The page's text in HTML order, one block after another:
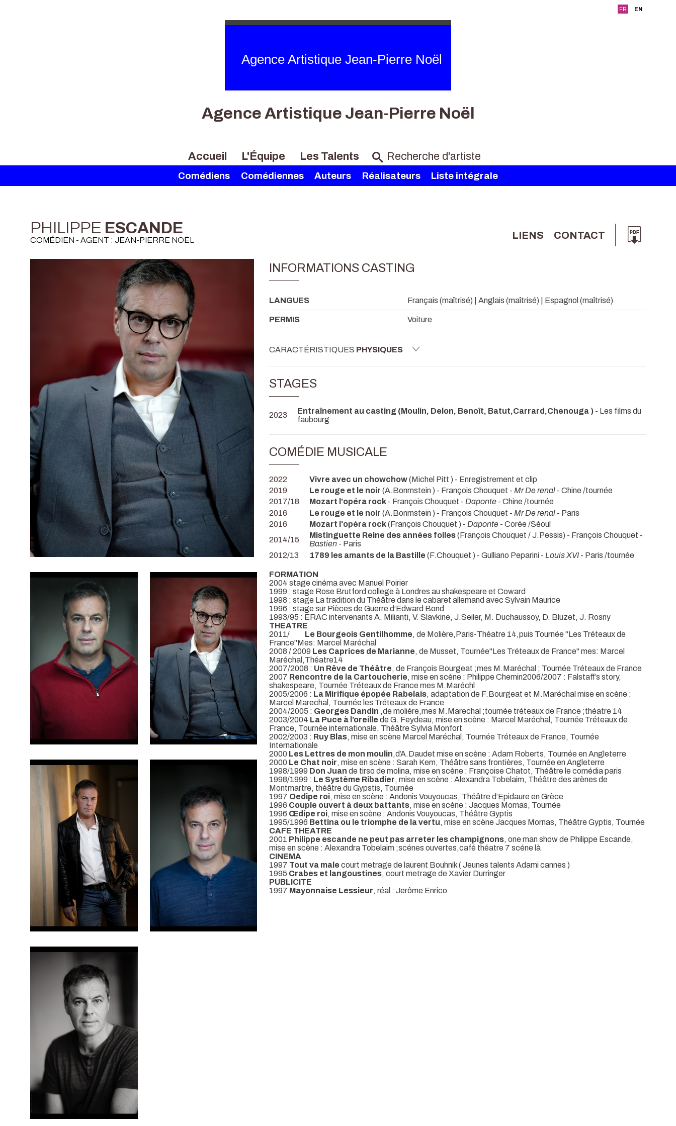
FR EN
Agence Artistique Jean-Pierre Noël
Agence Artistique Jean-Pierre Noël
Accueil L'Équipe Les Talents
Comédiens Comédiennes Auteurs Réalisateurs Liste intégrale
PHILIPPE ESCANDE
COMÉDIEN - AGENT : JEAN-PIERRE NOËL LIENS CONTACT
INFORMATIONS CASTING
LANGUES Français (maîtrisé) | Anglais (maîtrisé) | Espagnol (maîtrisé)
PERMIS Voiture
CARACTÉRISTIQUES PHYSIQUES
STAGES
2023 Entraînement au casting (Moulin, Delon, Benoît, Batut,Carrard,Chenouga ) - Les films du
faubourg
COMÉDIE MUSICALE
2022 Vivre avec un chowchow(Michel Pitt ) - Enregistrement et clip
2019
Le rouge et le noir (A.Bonrnstein ) - François Chouquet - Mr De renal - Chine /tournée
2017/18
Mozart l'opéra rock - François Chouquet - Daponte - Chine /tournée
2016
Le rouge et le noir (A.Bonrnstein ) - François Chouquet - Mr De renal - Paris
2016
Mozart l'opéra rock(François Chouquet ) - Daponte - Corée /Séoul
2014/15
Mistinguette Reine des années folles(François Chouquet / J.Pessis) - François Chouquet -
Bastien - Paris
2012/13
1789 les amants de la Bastille (F.Chouquet ) - Gulliano Peparini - Louis XVI - Paris /tournée
FORMATION
2004 stage cinéma avec Manuel Poirier
1999 : stage Rose Brutford college à Londres au shakespeare et Coward
1998 : stage La tradition du Théâtre dans le cabaret allemand avec Sylvain Maurice
1996 : stage sur Pièces de Guerre d’Edward Bond
1993/95 : ERAC intervenants A. Milianti, V. Slavkine, J.Seiler, M. Duchaussoy, D. Bluzet, J. Rosny
THEATRE
2011/ Le Bourgeois Gentilhomme, de Molière,Paris-Théatre 14,puis Tournée "Les Tréteaux de
France"Mes: Marcel Maréchal
2008 / 2009 Les Caprices de Marianne, de Musset, Tournée"Les Tréteaux de France" mes: Marcel
Maréchal,Théatre14
2007/2008 : Un Rêve de Théâtre, de François Bourgeat ;mes M.Maréchal ; Tournée Tréteaux de France
2007 Rencontre de la Cartoucherie, mise en scène : Philippe Chemin2006/2007 : Falstaff’s story,
shakespeare, Tournée Tréteaux de France mes M.Maréchl
2005/2006 : La Mirifique épopée Rabelais, adaptation de F.Bourgeat et M.Maréchal mise en scène :
Marcel Marechal, Tournée les Tréteaux de France
2004/2005 : Georges Dandin ,de moliére,mes M.Marechal ;tournée tréteaux de France ;théatre 14
2003/2004 La Puce à l’oreille de G. Feydeau, mise en scène : Marcel Maréchal, Tournée Tréteaux de
France, Tournée internationale, Théâtre Sylvia Monfort
2002/2003 : Ruy Blas, mise en scène Marcel Maréchal, Tournée Tréteaux de France, Tournée
Internationale
2000 Les Lettres de mon moulin,d’A.Daudet mise en scène : Adam Roberts, Tournée en Angleterre
2000 Le Chat noir, mise en scène : Sarah Kem, Théâtre sans frontières, Tournée en Angleterre
1998/1999 Don Juan de tirso de molina, mise en scène : Françoise Chatot, Théâtre le comédia paris
1998/1999 : Le Système Ribadier, mise en scène : Alexandra Tobelaim, Théâtre des arènes de
Montmartre, théâtre du Gypstis, Tournée
1997 Oedipe roi, mise en scène : Andonis Vouyoucas, Théâtre d’Epidaure en Grèce
1996 Couple ouvert à deux battants, mise en scène : Jacques Mornas, Tournée
1996 Œdipe roi, mise en scène : Andonis Vouyoucas, Théâtre Gyptis
1995/1996 Bettina ou le triomphe de la vertu, mise en scène Jacques Mornas, Théâtre Gyptis, Tournée
CAFE THEATRE
2001 Philippe escande ne peut pas arreter les champignons, one man show de Philippe Escande,
mise en scène : Alexandra Tobelaim ;scénes ouvertes,café théatre 7 scéne là
CINEMA
1997 Tout va male court metrage de laurent Bouhnik ( Jeunes talents Adami cannes )
1995 Crabes et langoustines, court metrage de Xavier Durringer
PUBLICITE
1997 Mayonnaise Lessieur, réal : Jerôme Enrico